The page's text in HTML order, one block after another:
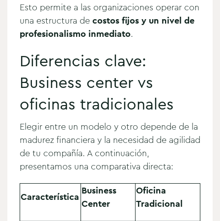
Esto permite a las organizaciones operar con
una estructura decostos fijos y un nivel de
profesionalismo inmediato.
Diferencias clave:
Business center vs
oficinas tradicionales
Elegir entre un modelo y otro depende de la
madurez financiera y la necesidad de agilidad
de tu compañía. A continuación,
presentamos una comparativa directa:
Característica Business
Center
Oficina
Tradicional